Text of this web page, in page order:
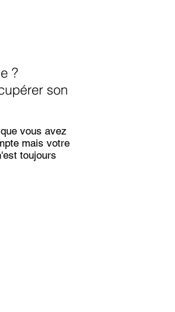
?
son
vous avez
mais votre
toujours